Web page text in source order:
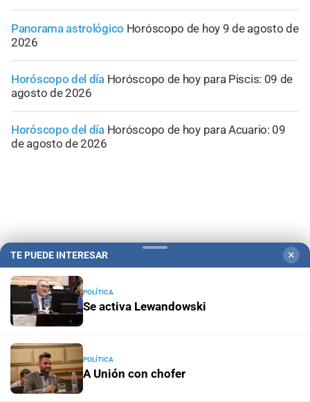
Panorama astrológico Horóscopo de hoy 9 de agosto de
2026
Horóscopo del día Horóscopo de hoy para Piscis: 09 de
agosto de 2026
Horóscopo del día Horóscopo de hoy para Acuario: 09
de agosto de 2026
Campolitoral
Podcasts Mirador Provincial VivíMejor SF
TE PUEDE INTERESAR ✕
POLÍTICA
Se activa Lewandowski
POLÍTICA
A Unión con chofer